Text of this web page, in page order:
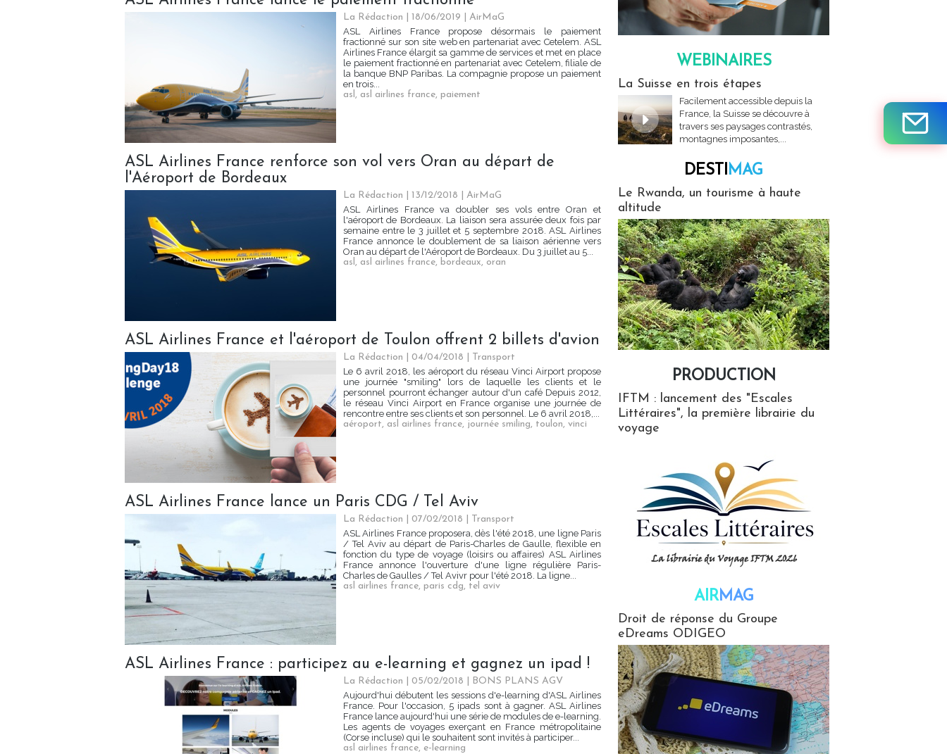
La Rédaction | 18/06/2019
AirMaG
ASL Airlines France propose désormais le paiement
fractionné sur son site web en partenariat avec Cetelem. ASL
Airlines France élargit sa gamme de services et met en place
le paiement fractionné en partenariat avec Cetelem, filiale de
la banque BNP Paribas. La compagnie propose un paiement
en trois...
asl, asl airlines france, paiement
ASL Airlines France renforce son vol vers Oran au départ de
l'Aéroport de Bordeaux
La Rédaction | 13/12/2018
AirMaG
ASL Airlines France va doubler ses vols entre Oran et
l'aéroport de Bordeaux. La liaison sera assurée deux fois par
semaine entre le 3 juillet et 5 septembre 2018. ASL Airlines
France annonce le doublement de sa liaison aérienne vers
Oran au départ de l'Aéroport de Bordeaux. Du 3 juillet au 5...
asl, asl airlines france, bordeaux, oran
ASL Airlines France et l'aéroport de Toulon offrent 2 billets d'avion
La Rédaction | 04/04/2018
Transport
Le 6 avril 2018, les aéroport du réseau Vinci Airport propose
une journée "smiling" lors de laquelle les clients et le
personnel pourront échanger autour d'un café Depuis 2012,
le réseau Vinci Airport en France organise une journée de
rencontre entre ses clients et son personnel. Le 6 avril 2018,...
aéroport, asl airlines france, journée smiling, toulon, vinci
ASL Airlines France lance un Paris CDG / Tel Aviv
La Rédaction | 07/02/2018
Transport
ASL Airlines France proposera, dès l'été 2018, une ligne Paris
/ Tel Aviv au départ de Paris-Charles de Gaulle, flexible en
fonction du type de voyage (loisirs ou affaires) ASL Airlines
France annonce l'ouverture d'une ligne régulière Paris-
Charles de Gaulles / Tel Avivr pour l'été 2018. La ligne...
asl airlines france, paris cdg, tel aviv
ASL Airlines France : participez au e-learning et gagnez un ipad !
La Rédaction | 05/02/2018
BONS PLANS AGV
Aujourd'hui débutent les sessions d'e-learning d'ASL Airlines
France. Pour l'occasion, 5 ipads sont à gagner. ASL Airlines
France lance aujourd'hui une série de modules de e-learning.
Les agents de voyages exerçant en France métropolitaine
(Corse incluse) qui le souhaitent sont invités à participer...
asl airlines france, e-learning
WEBINAIRES
La Suisse en trois étapes
Facilement accessible depuis la
France, la Suisse se découvre à
travers ses paysages contrastés,
montagnes imposantes,...
DESTIMAG
Le Rwanda, un tourisme à haute
altitude
PRODUCTION
IFTM : lancement des "Escales
Littéraires", la première librairie du
voyage
AIRMAG
Droit de réponse du Groupe
eDreams ODIGEO